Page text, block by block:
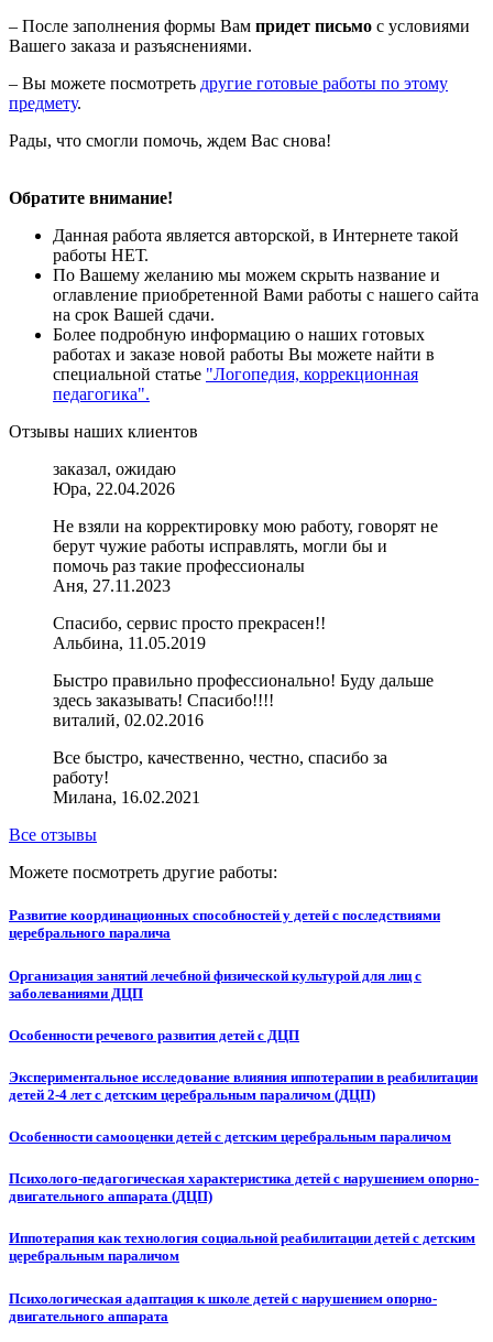
– После заполнения формы Вам придет письмо с условиями
Вашего заказа и разъяснениями.
– Вы можете посмотреть другие готовые работы по этому
предмету.
Рады, что смогли помочь, ждем Вас снова!
Обратите внимание!
Данная работа является авторской, в Интернете такой
работы НЕТ.
По Вашему желанию мы можем скрыть название и
оглавление приобретенной Вами работы с нашего сайта
на срок Вашей сдачи.
Более подробную информацию о наших готовых
работах и заказе новой работы Вы можете найти в
специальной статье "Логопедия, коррекционная
педагогика".
Отзывы наших клиентов
заказал, ожидаю
Юра, 22.04.2026
Не взяли на корректировку мою работу, говорят не
берут чужие работы исправлять, могли бы и
помочь раз такие профессионалы
Аня, 27.11.2023
Спасибо, сервис просто прекрасен!!
Альбина, 11.05.2019
Быстро правильно профессионально! Буду дальше
здесь заказывать! Спасибо!!!!
виталий, 02.02.2016
Все быстро, качественно, честно, спасибо за
работу!
Милана, 16.02.2021
Все отзывы
Можете посмотреть другие работы:
Развитие координационных способностей у детей с последствиями
церебрального паралича
Организация занятий лечебной физической культурой для лиц с
заболеваниями ДЦП
Особенности речевого развития детей с ДЦП
Экспериментальное исследование влияния иппотерапии в реабилитации
детей 2-4 лет с детским церебральным параличом (ДЦП)
Особенности самооценки детей с детским церебральным параличом
Психолого-педагогическая характеристика детей с нарушением опорно-
двигательного аппарата (ДЦП)
Иппотерапия как технология социальной реабилитации детей с детским
церебральным параличом
Психологическая адаптация к школе детей с нарушением опорно-
двигательного аппарата